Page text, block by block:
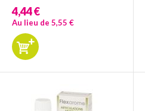
4,44 €
Au lieu de 5,55 €